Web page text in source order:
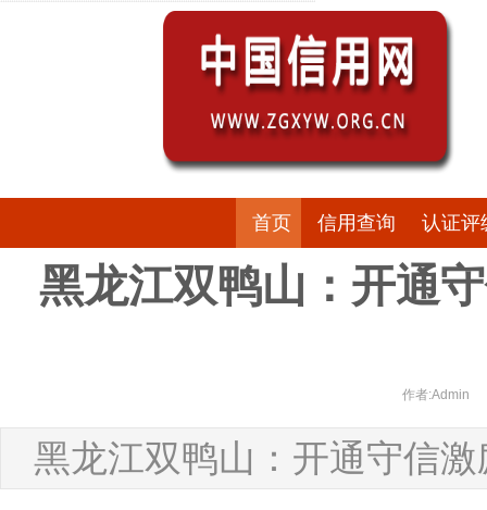
首页 信用查询 认证评
黑龙江双鸭山：开通
作者:Admin
黑龙江双鸭山：开通守信